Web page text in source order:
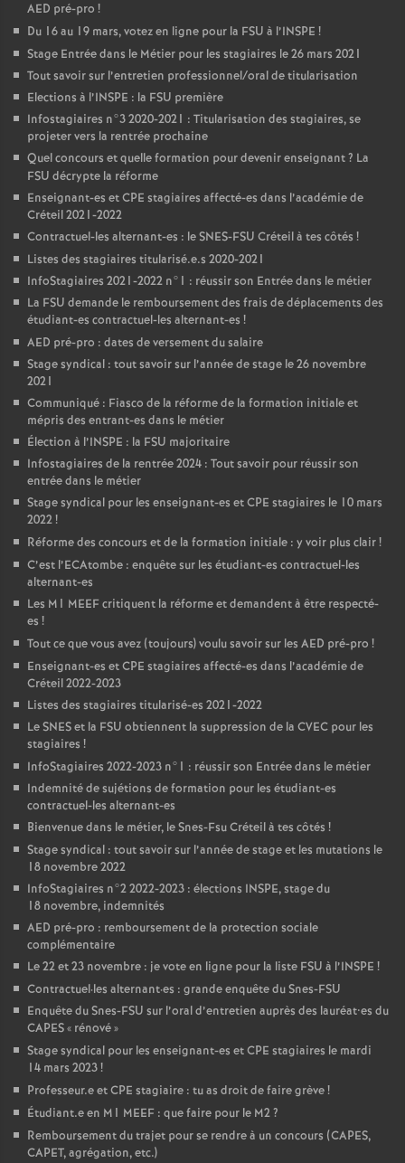
AED pré-pro !
Du 16 au 19 mars, votez en ligne pour la FSU à l’INSPE !
Stage Entrée dans le Métier pour les stagiaires le 26 mars 2021
Tout savoir sur l’entretien professionnel/oral de titularisation
Elections à l’INSPE : la FSU première
Infostagiaires n°3 2020-2021 : Titularisation des stagiaires, se
projeter vers la rentrée prochaine
Quel concours et quelle formation pour devenir enseignant? La
FSU décrypte la réforme
Enseignant-es etCPE stagiaires affecté-es dans l’académie de
Créteil 2021-2022
Contractuel-les alternant-es : leSNES-FSU Créteil à tes côtés !
Listes des stagiaires titularisé.e.s 2020-2021
InfoStagiaires 2021-2022 n°1 : réussir son Entrée dans le métier
La FSU demande le remboursement des frais de déplacements des
étudiant-es contractuel-les alternant-es !
AED pré-pro : dates de versement du salaire
Stage syndical : tout savoir sur l’année de stage le 26 novembre
2021
Communiqué : Fiasco de la réforme de la formation initiale et
mépris des entrant-es dans le métier
Élection à l’INSPE : la FSU majoritaire
Infostagiaires de la rentrée 2024 : Tout savoir pour réussir son
entrée dans le métier
Stage syndical pour les enseignant-es etCPE stagiaires le 10 mars
2022!
Réforme des concours et de la formation initiale : y voir plus clair!
C’est l’ECAtombe : enquête sur les étudiant-es contractuel-les
alternant-es
Les M1 MEEFcritiquent la réforme et demandent à être respecté-
es !
Tout ce que vous avez (toujours) voulu savoir sur les AED pré-pro !
Enseignant-es etCPE stagiaires affecté-es dans l’académie de
Créteil 2022-2023
Listes des stagiaires titularisé-es 2021-2022
LeSNESet la FSU obtiennent la suppression de la CVEC pour les
stagiaires !
InfoStagiaires 2022-2023 n°1 : réussir son Entrée dans le métier
Indemnité de sujétions de formation pour les étudiant-es
contractuel-les alternant-es
Bienvenue dans le métier, le Snes-Fsu Créteil à tes côtés !
Stage syndical : tout savoir sur l’année de stage et les mutations le
18 novembre 2022
InfoStagiaires n°2 2022-2023 : élections INSPE, stage du
18 novembre, indemnités
AED pré-pro : remboursement de la protection sociale
complémentaire
Le 22 et 23 novembre : je vote en ligne pour la liste FSU à l’INSPE !
Contractuel·les alternant·es : grande enquête du Snes-FSU
Enquête du Snes-FSU sur l’oral d’entretien auprès des lauréat•es du
CAPES« rénové»
Stage syndical pour les enseignant-es etCPE stagiaires le mardi
14 mars 2023!
Professeur.e etCPE stagiaire : tu as droit de faire grève!
Étudiant.e en M1 MEEF : que faire pour le M2?
Remboursement du trajet pour se rendre à un concours (CAPES,
CAPET, agrégation, etc.)